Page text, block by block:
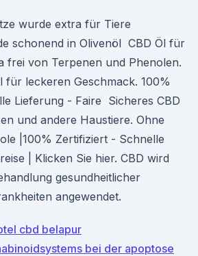
wurde extra für Tiere
schonend in Olivenöl CBD Öl für
frei von Terpenen und Phenolen.
für leckeren Geschmack. 100%
Lieferung - Faire Sicheres CBD
und andere Haustiere. Ohne
|100% Zertifiziert - Schnelle
| Klicken Sie hier. CBD wird
gesundheitlicher
angewendet.
cbd belapur
bei der apoptose